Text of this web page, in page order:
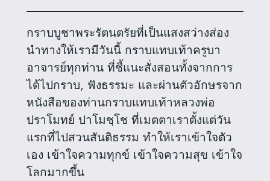
กราบบูชาพระรัตนตรัยที่เป็นแสงสว่างส่อง
นำทางให้เรามีวันนี้ กราบแทบเท้าครูบา
อาจารย์ทุกท่าน ที่ชี้แนะสั่งสอนทั้งจากการ
ได้ไปกราบ, ฟังธรรมะ และผ่านตัวอักษรจาก
หนังสือของท่านกราบแทบเท้าหลวงพ่อ
ปราโมทย์ ปาโมชฺโช ที่เมตตาเราตั้งแต่วัน
แรกที่ไปสวนสันติธรรม ทำให้เราเข้าใจตัว
เอง เข้าใจความทุกข์ เข้าใจความสุข เข้าใจ
โลกมากขึ้น